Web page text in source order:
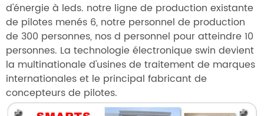
d'énergie à leds. notre ligne de production existante
de pilotes menés 6, notre personnel de production
de 300 personnes, nos d personnel pour atteindre 10
personnes. La technologie électronique swin devient
la multinationale d'usines de traitement de marques
internationales et le principal fabricant de
concepteurs de pilotes.